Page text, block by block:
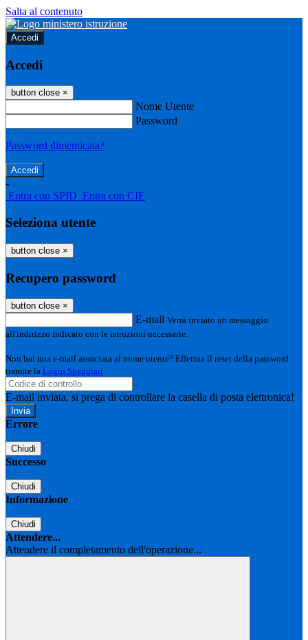
Salta al contenuto
Accedi
Accedi
button close ×
Nome Utente
Password
Password dimenticata?
-
Entra con SPID Entra con CIE
Seleziona utente
button close ×
Recupero password
button close ×
E-mail Verrà inviato un messaggio
all'indirizzo indicato con le istruzioni necessarie.
Non hai una e-mail associata al nome utente? Effettua il reset della password
tramite la Login Spaggiari
E-mail inviata, si prega di controllare la casella di posta elettronica!
Errore
Chiudi
Successo
Chiudi
Informazione
Chiudi
Attendere...
Attendere il completamento dell'operazione...